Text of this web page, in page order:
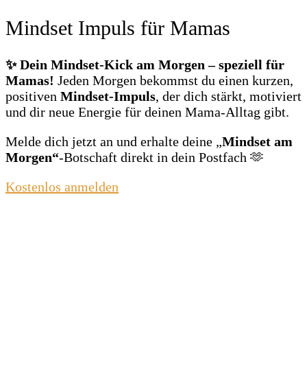
Mindset Impuls für Mamas
✨ Dein Mindset‑Kick am Morgen – speziell für
Mamas! Jeden Morgen bekommst du einen kurzen,
positiven Mindset‑Impuls, der dich stärkt, motiviert
und dir neue Energie für deinen Mama‑Alltag gibt.
Melde dich jetzt an und erhalte deine „Mindset am
Morgen“‑Botschaft direkt in dein Postfach 🫶
Kostenlos anmelden